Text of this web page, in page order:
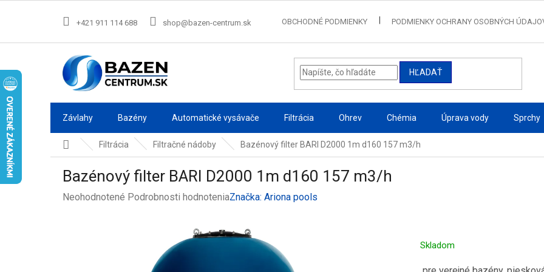
+421 911 114 688 shop@bazen-centrum.sk OBCHODNÉ PODMIENKY PODMIENKY OCHRANY OSOBNÝCH
HĽADAŤ
Závlahy Bazény Automatické vysávače Filtrácia Ohrev Chémia Úprava vody Sprchy
DomovFiltrácia Filtračné nádoby Bazénový filter BARI D2000 1m d160 157 m3/h
Bazénový filter BARI D2000 1m d160 157 m3/h
Priemerné
Neohodnotené Podrobnosti hodnoteniaZnačka: Ariona pools
Skladom